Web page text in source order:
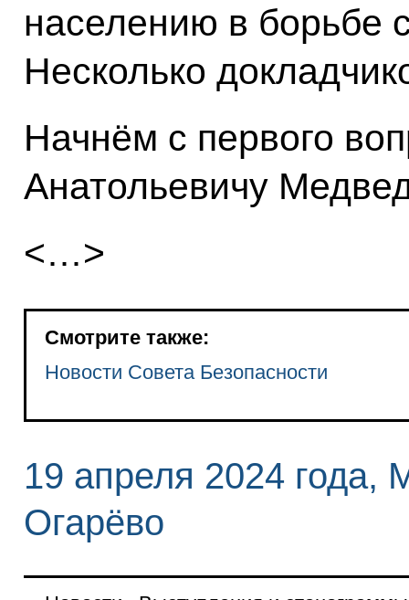
населению в борьбе
Несколько
Начнём с первого
Анатольевичу
<…>
Смотрите также:
Новости Совета Безопасности
19 апреля 2024 года,
Огарёво